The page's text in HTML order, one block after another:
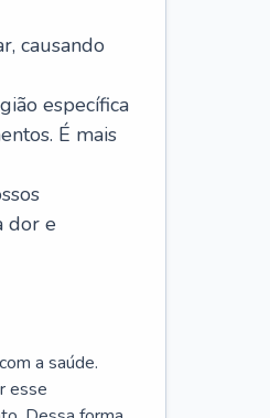
causando
específica
É mais
dor e
a saúde.
esse